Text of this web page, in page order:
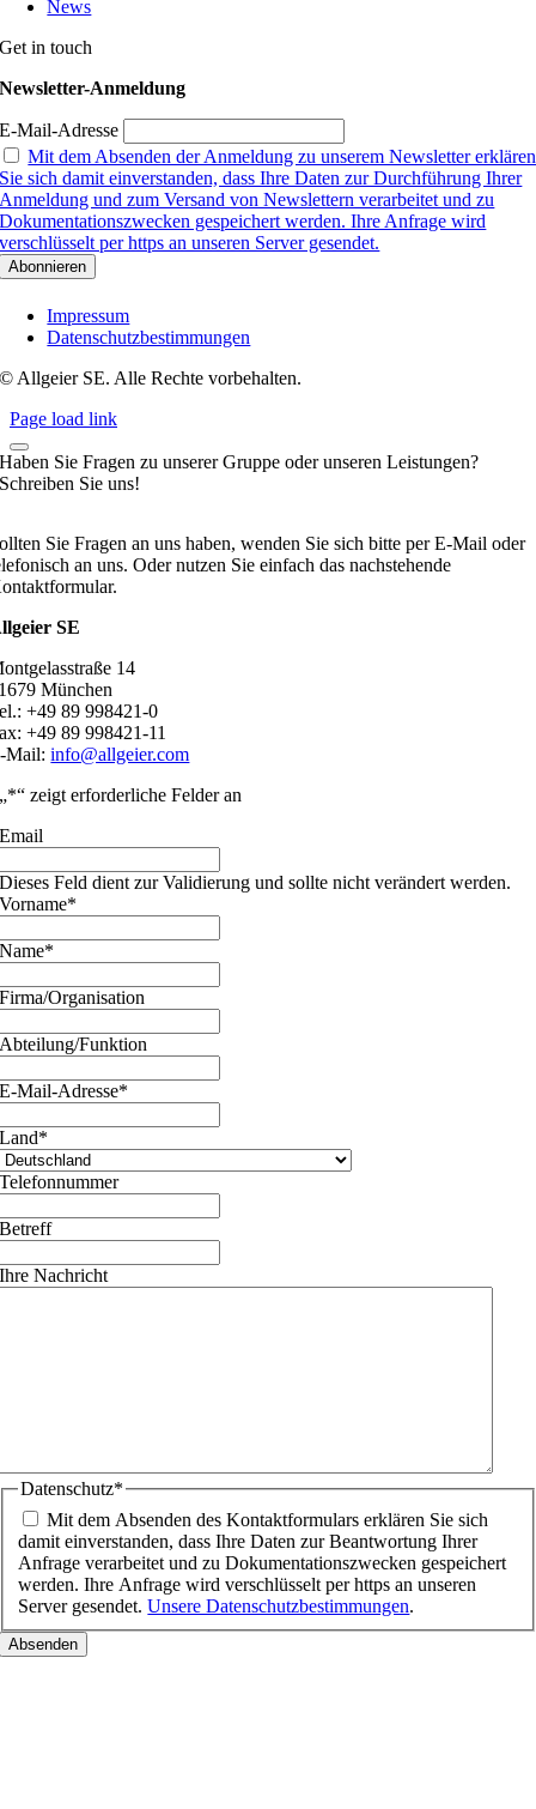
News
Get in touch
Newsletter-Anmeldung
E-Mail-Adresse
Mit dem Absenden der Anmeldung zu unserem Newsletter erklären
Sie sich damit einverstanden, dass Ihre Daten zur Durchführung Ihrer
Anmeldung und zum Versand von Newslettern verarbeitet und zu
Dokumentationszwecken gespeichert werden. Ihre Anfrage wird
verschlüsselt per https an unseren Server gesendet.
Impressum
Datenschutzbestimmungen
© Allgeier SE. Alle Rechte vorbehalten.
Page load link
Haben Sie Fragen zu unserer Gruppe oder unseren Leistungen?
Schreiben Sie uns!
Sie Fragen an uns haben, wenden Sie sich bitte per E-Mail oder
an uns. Oder nutzen Sie einfach das nachstehende
SE
14
München
+49 89 998421-0
+49 89 998421-11
Mail:info@allgeier.com
„*“ zeigt erforderliche Felder an
Email
Dieses Feld dient zur Validierung und sollte nicht verändert werden.
Vorname*
Name*
Firma/Organisation
Abteilung/Funktion
E-Mail-Adresse*
Land*
Telefonnummer
Betreff
Ihre Nachricht
Datenschutz*
Mit dem Absenden des Kontaktformulars erklären Sie sich
damit einverstanden, dass Ihre Daten zur Beantwortung Ihrer
Anfrage verarbeitet und zu Dokumentationszwecken gespeichert
werden. Ihre Anfrage wird verschlüsselt per https an unseren
Server gesendet.Unsere Datenschutzbestimmungen.